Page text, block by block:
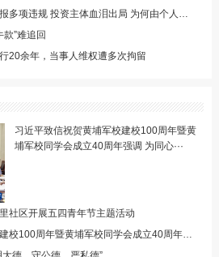
违规 投资主体血泪出局 为何由个人乱收费？
”难追回
20余年，当事人维权遭多次拘留
习近平致信祝贺黄埔军校建校100周年暨黄
埔军校同学会成立40周年强调 为同心···
社区开展五四青年节主题活动
周年暨黄埔军校同学会成立40周年强调 为同心共···